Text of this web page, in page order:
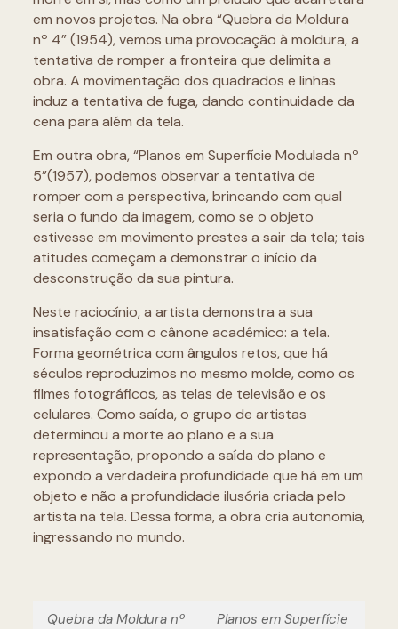
em novos projetos. Na obra “Quebra da Moldura
nº 4” (1954), vemos uma provocação à moldura, a
tentativa de romper a fronteira que delimita a
obra. A movimentação dos quadrados e linhas
induz a tentativa de fuga, dando continuidade da
cena para além da tela.
Em outra obra, “Planos em Superfície Modulada nº
5”(1957), podemos observar a tentativa de
romper com a perspectiva, brincando com qual
seria o fundo da imagem, como se o objeto
estivesse em movimento prestes a sair da tela; tais
atitudes começam a demonstrar o início da
desconstrução da sua pintura.
Neste raciocínio, a artista demonstra a sua
insatisfação com o cânone acadêmico: a tela.
Forma geométrica com ângulos retos, que há
séculos reproduzimos no mesmo molde, como os
filmes fotográficos, as telas de televisão e os
celulares. Como saída, o grupo de artistas
determinou a morte ao plano e a sua
representação, propondo a saída do plano e
expondo a verdadeira profundidade que há em um
objeto e não a profundidade ilusória criada pelo
artista na tela. Dessa forma, a obra cria autonomia,
ingressando no mundo.
Quebra da Moldura nº
Planos em Superfície